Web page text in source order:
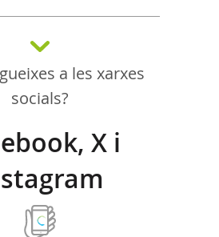
a les xarxes
socials?
X i